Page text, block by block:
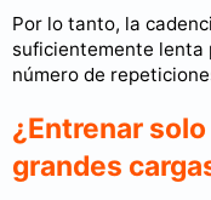
Por lo tanto, la
suficientemente lenta
número de
¿Entrenar
grandes